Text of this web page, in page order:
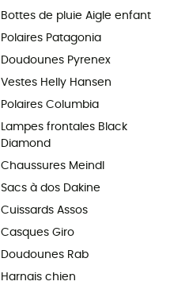
Bottes de pluie Aigle enfant
Polaires Patagonia
Doudounes Pyrenex
Vestes Helly Hansen
Polaires Columbia
Lampes frontales Black
Diamond
Chaussures Meindl
Sacs à dos Dakine
Cuissards Assos
Casques Giro
Doudounes Rab
Harnais chien